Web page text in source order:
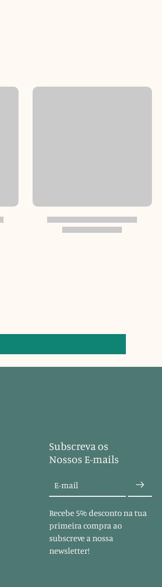
Subscreva os
Nossos E-mails
E-mail
Recebe 5% desconto na tua
primeira compra ao
subscreve a nossa
newsletter!